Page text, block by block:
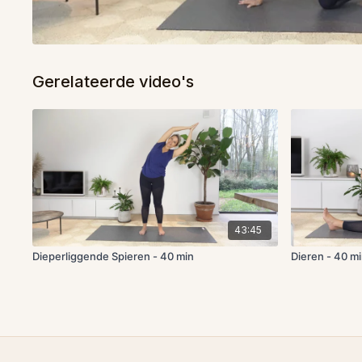
Gerelateerde video's
43:45
Dieperliggende Spieren - 40 min Dieren - 40